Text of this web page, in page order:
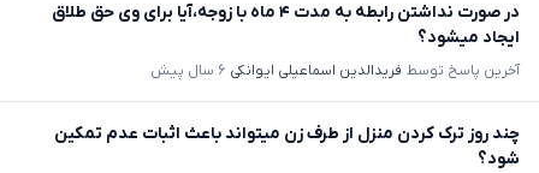
در صورت نداشتن رابطه به مدت ۴ ماه با زوجه،آیا برای وی حق طلاق
ایجاد میشود؟
آخرین پاسخ توسط فریدالدین اسماعیلی ایوانکی ۶ سال پیش
چند روز ترک کردن منزل از طرف زن میتواند باعث اثبات عدم تمکین
شود؟